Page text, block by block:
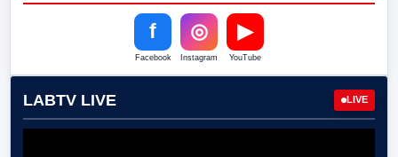
f
Facebook
◎
Instagram
▶
YouTube
LABTV LIVE LIVE